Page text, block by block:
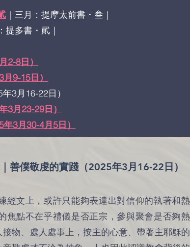
｜三月：提摩太前書・叁｜
提多書・貮｜
8日）​
9-15日）
3月16-22日）
月23-29日）
3月30-4月5日）
僕敬虔的實踐（2025年3月16-22日）
經文上，或許只能夠表達出對信仰的執著和熱
焦點不在乎禮儀是否正宗，參與聚會是否夠熱
物、處人處事上，按主的心意、帶著主耶穌的